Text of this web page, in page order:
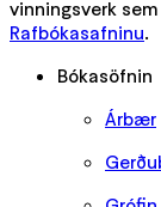
vinningsverk
Rafbókasafninu.
Bókasöfnin
Árbær